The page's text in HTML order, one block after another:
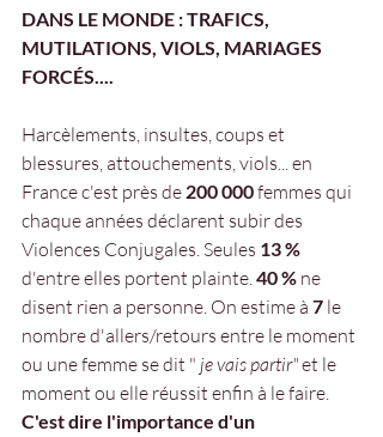
DANS LE MONDE : TRAFICS,
MUTILATIONS, VIOLS, MARIAGES
FORCÉS....
Harcèlements, insultes, coups et
blessures, attouchements, viols... en
France c'est près de 200 000 femmes qui
chaque années déclarent subir des
Violences Conjugales. Seules 13 %
d'entre elles portent plainte. 40 % ne
disent rien a personne. On estime à 7 le
nombre d'allers/retours entre le moment
ou une femme se dit " je vais partir" et le
moment ou elle réussit enfin à le faire.
C'est dire l'importance d'un